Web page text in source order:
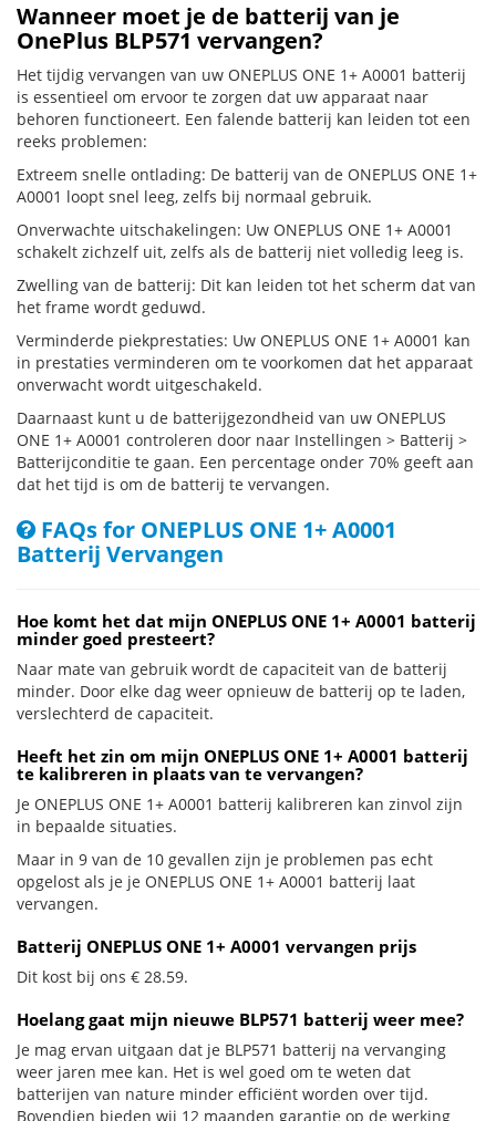
Wanneer moet je de batterij van je
OnePlus BLP571 vervangen?
Het tijdig vervangen van uw ONEPLUS ONE 1+ A0001 batterij
is essentieel om ervoor te zorgen dat uw apparaat naar
behoren functioneert. Een falende batterij kan leiden tot een
reeks problemen:
Extreem snelle ontlading: De batterij van de ONEPLUS ONE 1+
A0001 loopt snel leeg, zelfs bij normaal gebruik.
Onverwachte uitschakelingen: Uw ONEPLUS ONE 1+ A0001
schakelt zichzelf uit, zelfs als de batterij niet volledig leeg is.
Zwelling van de batterij: Dit kan leiden tot het scherm dat van
het frame wordt geduwd.
Verminderde piekprestaties: Uw ONEPLUS ONE 1+ A0001 kan
in prestaties verminderen om te voorkomen dat het apparaat
onverwacht wordt uitgeschakeld.
Daarnaast kunt u de batterijgezondheid van uw ONEPLUS
ONE 1+ A0001 controleren door naar Instellingen > Batterij >
Batterijconditie te gaan. Een percentage onder 70% geeft aan
dat het tijd is om de batterij te vervangen.
FAQs for ONEPLUS ONE 1+ A0001
Batterij Vervangen
Hoe komt het dat mijn ONEPLUS ONE 1+ A0001 batterij
minder goed presteert?
Naar mate van gebruik wordt de capaciteit van de batterij
minder. Door elke dag weer opnieuw de batterij op te laden,
verslechterd de capaciteit.
Heeft het zin om mijn ONEPLUS ONE 1+ A0001 batterij
te kalibreren in plaats van te vervangen?
Je ONEPLUS ONE 1+ A0001 batterij kalibreren kan zinvol zijn
in bepaalde situaties.
Maar in 9 van de 10 gevallen zijn je problemen pas echt
opgelost als je je ONEPLUS ONE 1+ A0001 batterij laat
vervangen.
Batterij ONEPLUS ONE 1+ A0001 vervangen prijs
Dit kost bij ons € 28.59.
Hoelang gaat mijn nieuwe BLP571 batterij weer mee?
Je mag ervan uitgaan dat je BLP571 batterij na vervanging
weer jaren mee kan. Het is wel goed om te weten dat
batterijen van nature minder efficiënt worden over tijd.
Bovendien bieden wij 12 maanden garantie op de werking